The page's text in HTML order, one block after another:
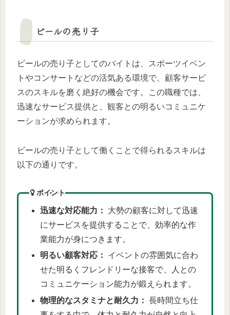
ビールの売り子
ビールの売り子としてのバイトは、スポーツイベン
トやコンサートなどの活気ある環境で、顧客サービ
スのスキルを磨く絶好の機会です。この職種では、
迅速なサービス提供と、観客との明るいコミュニケ
ーションが求められます。
ビールの売り子として働くことで得られるスキルは
以下の通りです。
ポイント
迅速な対応能力：
大勢の顧客に対して迅速
にサービスを提供することで、効率的な作
業能力が身につきます。
明るい顧客対応：
イベントの雰囲気に合わ
せた明るくフレンドリーな接客で、人との
コミュニケーション能力が鍛えられます。
物理的なスタミナと耐久力： 長時間立ち仕